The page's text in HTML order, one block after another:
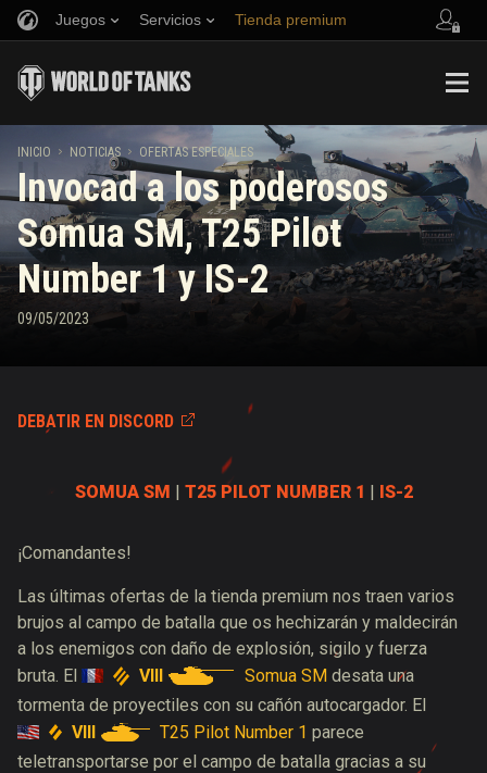
Juegos Servicios Tienda premium
Música
Política de juego limpio
Game Center de Wargaming.net
Guía de las entregas de suministros de Twitch
Reclutar a un amigo
Discord
Centro de mods
Media
INICIO NOTICIAS OFERTAS ESPECIALES
Invocad a los poderosos
Somua SM, T25 Pilot
Number 1 y IS-2
09/05/2023
DEBATIR EN DISCORD
SOMUA SM | T25 PILOT NUMBER 1 | IS-2
¡Comandantes!
Las últimas ofertas de la tienda premium nos traen varios
brujos al campo de batalla que os hechizarán y maldecirán
a los enemigos con daño de explosión, sigilo y fuerza
bruta. El
VIII Somua SM desata una
tormenta de proyectiles con su cañón autocargador. El
VIII
T25 Pilot Number 1 parece
teletransportarse por el campo de batalla gracias a su